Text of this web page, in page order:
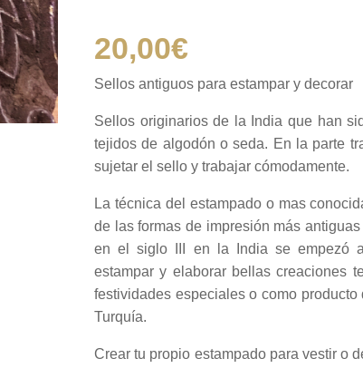
cantidad
20,00€
Sellos antiguos para estampar y decorar
Sellos originarios de la India que han
tejidos de algodón o seda. En la parte
sujetar el sello y trabajar cómodamente.
La técnica del estampado o mas
de las formas de impresión más
en el siglo III en la India se empezó
estampar y elaborar bellas creaciones
festividades especiales o como
Turquía.
Crear tu propio estampado para vestir o